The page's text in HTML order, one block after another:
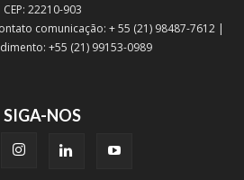
CEP: 22210-903
comunicação: + 55 (21) 98487-7612 |
+55 (21) 99153-0989
SIGA-NOS